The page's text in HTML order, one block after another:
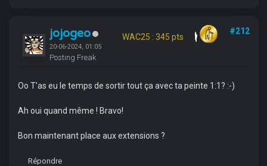
jojogeo
20-06-2024, 01:05
Posting Freak
WAC25 : 345 pts
#212
Oo T’as eu le temps de sortir tout ça avec ta peinte 1:1? :-)
Ah oui quand même ! Bravo!
Bon maintenant place aux extensions ?
Répondre